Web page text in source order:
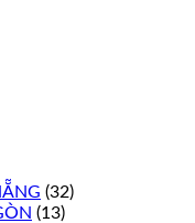
(32)
(13)